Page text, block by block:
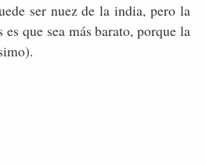
ser nuez de la india, pero la
es que sea más barato, porque la